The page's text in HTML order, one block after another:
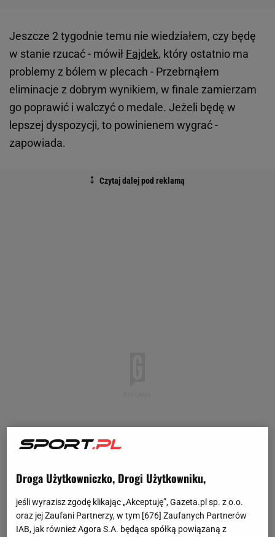
Jeszcze 2 tygodnie temu nie wiedziałem, czy będę
w stanie rzucać - mówił Fajdek, który ostatnio ma
problemy z bólem w plecach - Przebrnąłem
eliminacje z dobrym wynikiem, w finale zamierzam
go poprawić i walczyć o medale. Jeżeli będę w
lepszej dyspozycji, to powinienem wygrać -
zapowiada.
Droga Użytkowniczko, Drogi Użytkowniku,
jeśli wyrazisz zgodę klikając „Akceptuję”, Gazeta.pl sp. z o.o.
oraz jej Zaufani Partnerzy, w tym [676] Zaufanych Partnerów
IAB, jak również Agora S.A. będąca spółką powiązaną z